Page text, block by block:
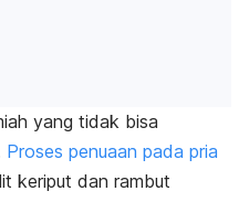
yang tidak bisa
Proses penuaan pada pria
keriput dan rambut